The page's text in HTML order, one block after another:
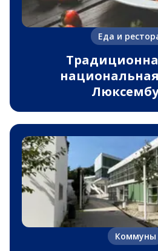
Еда и
Коммуны